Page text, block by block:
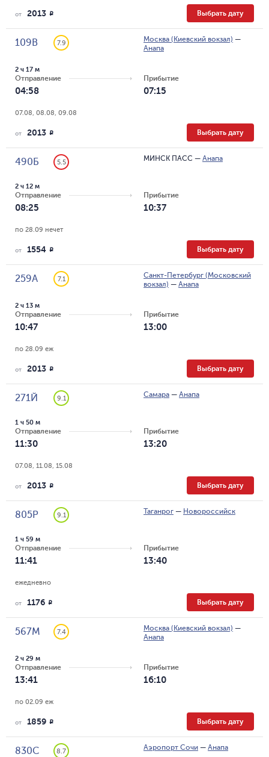
от 2013 R Выбрать дату
109В 7.9 Москва (Киевский вокзал) —
Анапа
Отправление
04:58
2 ч 17 м
Прибытие
07:15
07.08, 08.08, 09.08
от 2013 R Выбрать дату
490Б 5.5 МИНСК ПАСС — Анапа
Отправление
08:25
2 ч 12 м
Прибытие
10:37
по 28.09 нечет
от 1554 R Выбрать дату
259А 7.1
Санкт-Петербург (Московский
вокзал) — Анапа
Отправление
10:47
2 ч 13 м
Прибытие
13:00
по 28.09 еж
от 2013 R Выбрать дату
271Й 9.1 Самара — Анапа
Отправление
11:30
1 ч 50 м
Прибытие
13:20
07.08, 11.08, 15.08
от 2013 R Выбрать дату
805Р 9.1 Таганрог — Новороссийск
Отправление
11:41
1 ч 59 м
Прибытие
13:40
ежедневно
от 1176 R Выбрать дату
567М 7.4 Москва (Киевский вокзал) —
Анапа
Отправление
13:41
2 ч 29 м
Прибытие
16:10
по 02.09 еж
от 1859 R Выбрать дату
830С 8.7 Аэропорт Сочи — Анапа